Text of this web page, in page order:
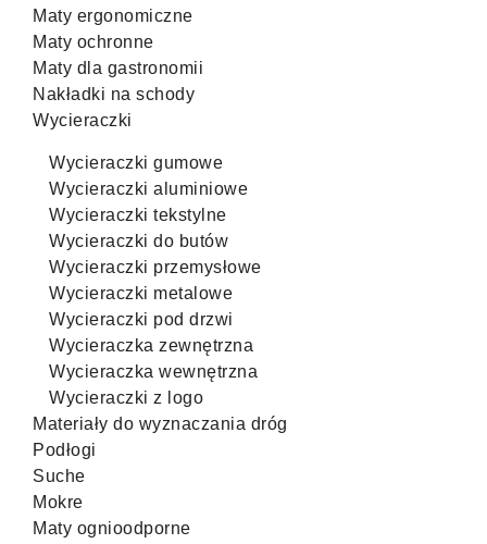
Maty ergonomiczne
Maty ochronne
Maty dla gastronomii
Nakładki na schody
Wycieraczki
Wycieraczki gumowe
Wycieraczki aluminiowe
Wycieraczki tekstylne
Wycieraczki do butów
Wycieraczki przemysłowe
Wycieraczki metalowe
Wycieraczki pod drzwi
Wycieraczka zewnętrzna
Wycieraczka wewnętrzna
Wycieraczki z logo
Materiały do wyznaczania dróg
Podłogi
Suche
Mokre
Maty ognioodporne